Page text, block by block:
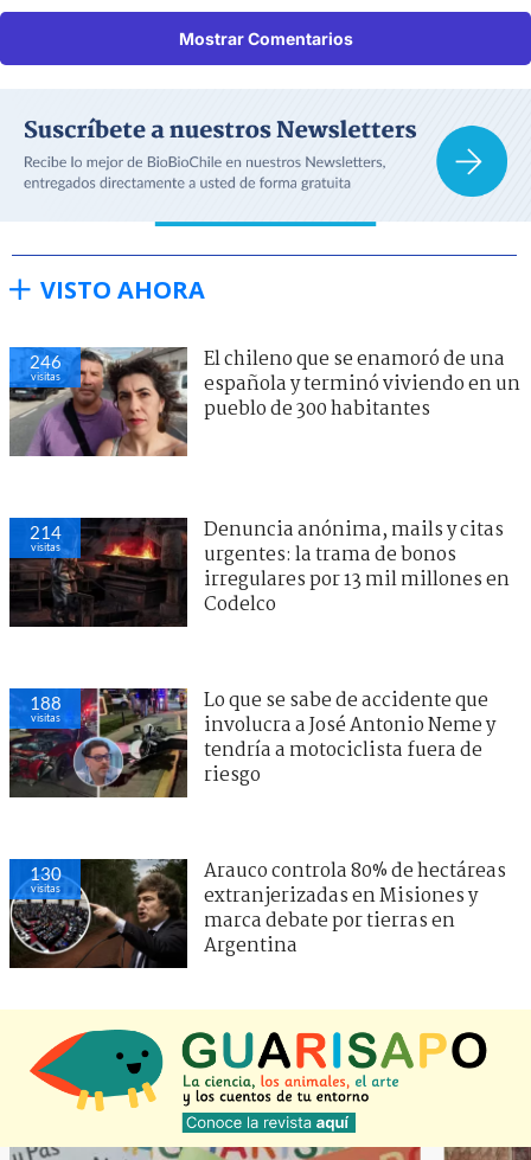
Mostrar Comentarios
VISTO AHORA
246
visitas
El chileno que se enamoró de una
española y terminó viviendo en un
pueblo de 300 habitantes
214
visitas
Denuncia anónima, mails y citas
urgentes: la trama de bonos
irregulares por 13 mil millones en
Codelco
188
visitas
Lo que se sabe de accidente que
involucra a José Antonio Neme y
tendría a motociclista fuera de
riesgo
130
visitas
Arauco controla 80% de hectáreas
extranjerizadas en Misiones y
marca debate por tierras en
Argentina